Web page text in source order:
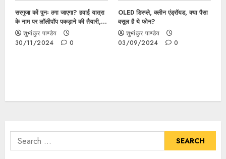
सरगुजा कों पुनः ठगा जाएगा? हवाई यात्रा
के नाम पर लॉलीपॉप पकड़ाने की तैयारी,
19 तारीख से अंबिकापुर – बिलासपुर हवाई
यात्रा की हो सकती है शुरुआत..
शुभांकुर पाण्डेय
30/11/2024
0
OLED डिस्प्ले, क्लीन एंड्रॉयड, क्या पैसा
वसूल है ये फोन?
शुभांकुर पाण्डेय
03/09/2024
0